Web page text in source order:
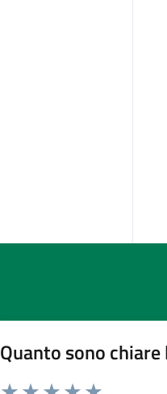
Quanto sono
Valuta da 1 a 5 stelle la pagina